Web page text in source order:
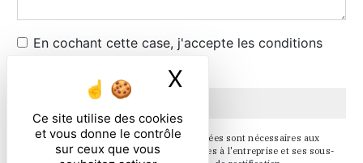
Ce site utilise des cookies
et vous donne le contrôle
sur ceux que vous
X
En cochant cette case, j'accepte les conditions
** Les données personnelles communiquées sont nécessaires aux
fins de vous contacter. Elles sont destinées à l'entreprise et ses sous-